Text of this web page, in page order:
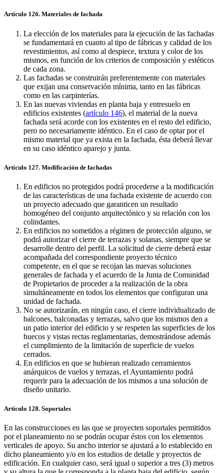
Artículo 126. Materiales de fachada
La elección de los materiales para la ejecución de las fachadas
se fundamentará en cuanto al tipo de fábricas y calidad de los
revestimientos, así como al despiece, textura y color de los
mismos, en función de los criterios de composición y estéticos
de cada zona.
Las fachadas se construirán preferentemente con materiales
que exijan una conservación mínima, tanto en las fábricas
como en las carpinterías.
En las nuevas viviendas en planta baja y entresuelo en
edificios existentes (artículo 146), el material de la nueva
fachada será acorde con los existentes en el resto del edificio,
pero no necesariamente idéntico. En el caso de optar por el
mismo material que ya exista en la fachada, ésta deberá llevar
en su caso idéntico aparejo y junta.
Artículo 127. Modificación de fachadas
En edificios no protegidos podrá procederse a la modificación
de las características de una fachada existente de acuerdo con
un proyecto adecuado que garanticen un resultado
homogéneo del conjunto arquitectónico y su relación con los
colindantes.
En edificios no sometidos a régimen de protección alguno, se
podrá autorizar el cierre de terrazas y solanas, siempre que se
desarrolle dentro del perfil. La solicitud de cierre deberá estar
acompañada del correspondiente proyecto técnico
competente, en el que se recojan las nuevas soluciones
generales de fachada y el acuerdo de la Junta de Comunidad
de Propietarios de proceder a la realización de la obra
simultáneamente en todos los elementos que configuran una
unidad de fachada.
No se autorizarán, en ningún caso, el cierre individualizado de
balcones, balconadas y terrazas, salvo que los mismos den a
un patio interior del edificio y se respeten las superficies de los
huecos y vistas rectas reglamentarias, demostrándose además
el cumplimiento de la limitación de superficie de vuelos
cerrados.
En edificios en que se hubieran realizado cerramientos
anárquicos de vuelos y terrazas, el Ayuntamiento podrá
requerir para la adecuación de los mismos a una solución de
diseño unitario.
Artículo 128. Soportales
En las construcciones en las que se proyecten soportales permitidos
por el planeamiento no se podrán ocupar éstos con los elementos
verticales de apoyo. Su ancho interior se ajustará a lo establecido en
dicho planeamiento y/o en los estudios de detalle y proyectos de
edificación. En cualquier caso, será igual o superior a tres (3) metros